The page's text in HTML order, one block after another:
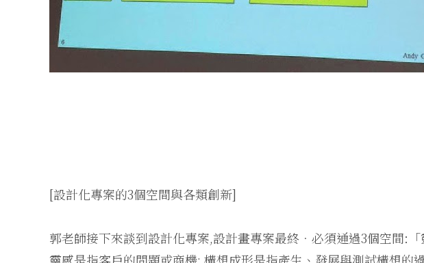
[設計化專案的3個空間與各類創新]
郭老師接下來談到設計化專案,設計畫專案最終．必須通過3個空間: